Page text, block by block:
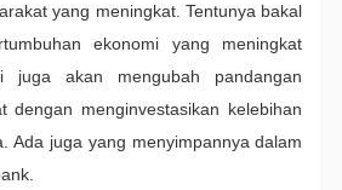
yang meningkat. Tentunya bakal
ekonomi yang meningkat
juga akan mengubah pandangan
dengan menginvestasikan kelebihan
Ada juga yang menyimpannya dalam